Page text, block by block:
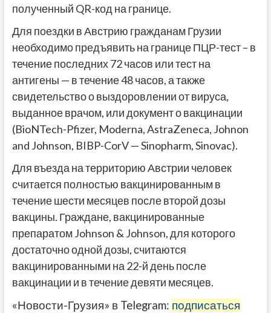
полученный QR-код на границе.
Для поездки в Австрию гражданам Грузии
необходимо предъявить на границе ПЦР-тест – в
течение последних 72 часов или тест на
антигены — в течение 48 часов, а также
свидетельство о выздоровлении от вируса,
выданное врачом, или документ о вакцинации
(BioNTech-Pfizer, Moderna, AstraZeneca, Johnon
and Johnson, BIBP-CorV — Sinopharm, Sinovac).
Для въезда на территорию Австрии человек
считается полностью вакцинированным в
течение шести месяцев после второй дозы
вакцины. Граждане, вакцинированные
препаратом Johnson & Johnson, для которого
достаточно одной дозы, считаются
вакцинированными на 22-й день после
вакцинации и в течение девяти месяцев.
«Новости-Грузия» в Telegram: подписаться